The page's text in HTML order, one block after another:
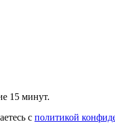
15 минут.
с политикой